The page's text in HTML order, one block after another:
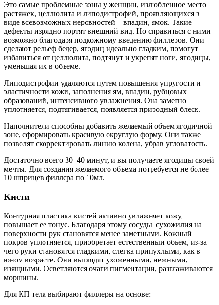
Это самые проблемные зоны у женщин, излюбленное место
растяжек, целлюлита и липодистрофий, проявляющихся в
виде всевозможных неровностей – впадин, ямок. Такие
дефекты изрядно портят внешний вид. Но справиться с ними
возможно благодаря подкожному введению филлеров. Они
сделают рельеф бедер, ягодиц идеально гладким, помогут
избавиться от целлюлита, подтянут и укрепят ноги, ягодицы,
уменьшая их в объеме.
Липодистрофии удаляются путем повышения упругости и
эластичности кожи, заполнения ям, впадин, рубцовых
образований, интенсивного увлажнения. Она заметно
уплотняется, подтягивается, появляется природный блеск.
Наполнители способны добавить желаемый объем ягодичной
зоне, сформировать красивую округлую форму. Они также
позволят скорректировать линию колена, убрав угловатость.
Достаточно всего 30–40 минут, и вы получаете ягодицы своей
мечты. Для создания желаемого объема потребуется не более
10 шприцев филлера по 10мл.
Кисти
Контурная пластика кистей активно увлажняет кожу,
повышает ее тонус. Благодаря этому сосуды, сухожилия на
поверхности рук становятся менее заметными. Кожный
покров уплотняется, приобретает естественный объем, из-за
чего руки становятся гладкими, слегка припухлыми, как в
юном возрасте. Они выглядят ухоженными, нежными,
изящными. Осветляются очаги пигментации, разглаживаются
морщины.
Для КП тела выбирают филлеры на основе: